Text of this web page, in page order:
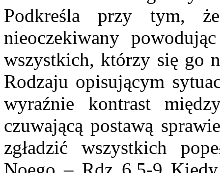
Podkreśla przy tym,
nieoczekiwany
wszystkich, którzy się go
Rodzaju opisującym
wyraźnie kontrast
czuwającą postawą
zgładzić wszystkich